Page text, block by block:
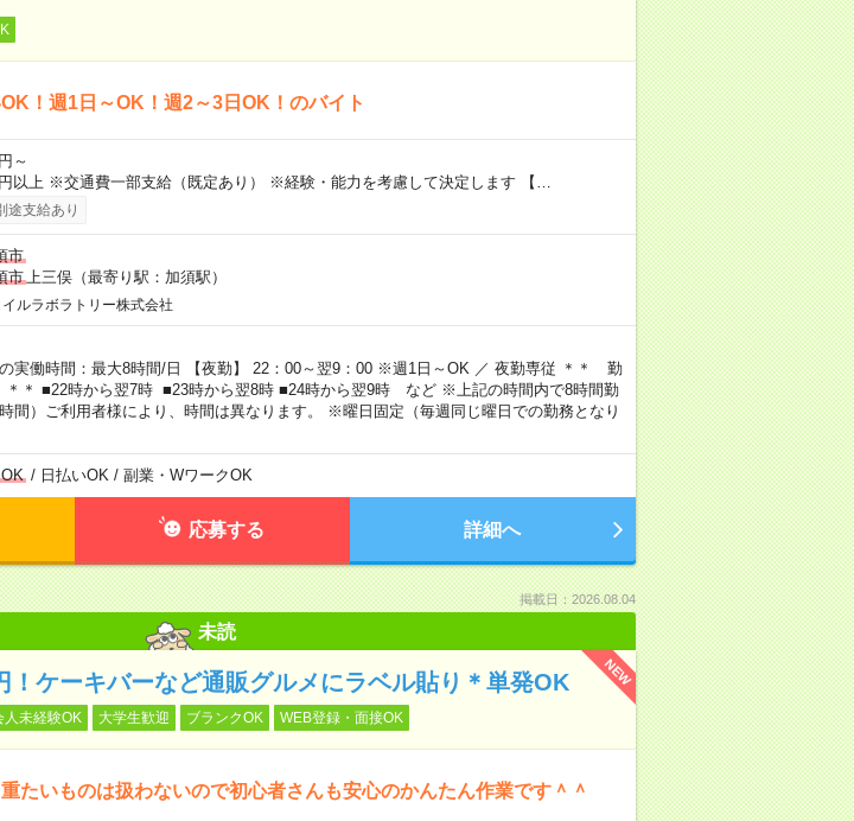
！週1日～OK！週2～3日OK！のバイト
～
以上 ※交通費一部支給（既定あり） ※経験・能力を考慮して決定します 【…
途支給あり
市
市上三俣（最寄り駅：加須駅）
イルラボラトリー株式会社
実働時間：最大8時間/日 【夜勤】 22：00～翌9：00 ※週1日～OK ／ 夜勤専従 ＊＊ 勤
＊ ■22時から翌7時 ■23時から翌8時 ■24時から翌9時 など ※上記の時間内で8時間勤
間）ご利用者様により、時間は異なります。 ※曜日固定（毎週同じ曜日での勤務となり
/ 日払いOK / 副業・WワークOK
応募する 詳細へ
掲載日：2026.08.04
未読
NEW
！ケーキバーなど通販グルメにラベル貼り＊単発OK
人未経験OK 大学生歓迎 ブランクOK WEB登録・面接OK
たいものは扱わないので初心者さんも安心のかんたん作業です＾＾